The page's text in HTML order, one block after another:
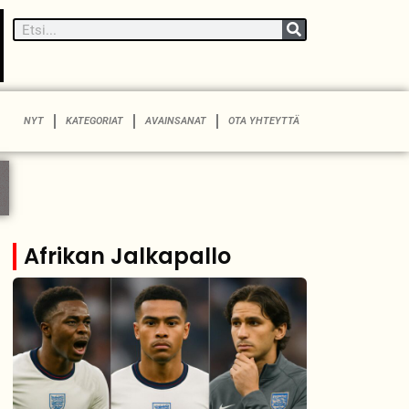
NYT KATEGORIAT AVAINSANAT OTA YHTEYTTÄ
Afrikan Jalkapallo